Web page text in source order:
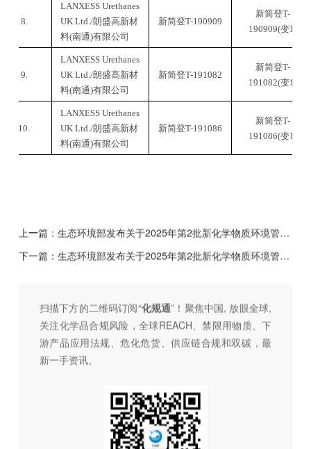
8.
LANXESS Urethanes
UK Ltd./朗盛高新材
料(南通)有限公司
新简登T-190909
新简登T-
190909(变1)
9.
LANXESS Urethanes
UK Ltd./朗盛高新材
料(南通)有限公司
新简登T-191082
新简登T-
191082(变1)
10.
LANXESS Urethanes
UK Ltd./朗盛高新材
料(南通)有限公司
新简登T-191086
新简登T-
191086(变1)
上一篇： 生态环境部发布关于2025年第2批新化学物质环境管理简易登记证审批结果
下一篇： 生态环境部发布关于2025年第2批新化学物质环境管理常规登记证审批结果的公开
扫描下方的二维码订阅“化规通”！聚焦中国, 放眼全球,
关注化学品合规风险，全球REACH、禁限用物质、下
游产品应用法规、危化危货、供应链合规和双碳，最
新一手资讯。